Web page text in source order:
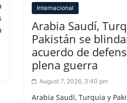
Internacional
Arabia Saudí,
Pakistán se
acuerdo de
plena guerra
August 7, 2026, 3:40 pm
Arabia Saudí, Turquía y